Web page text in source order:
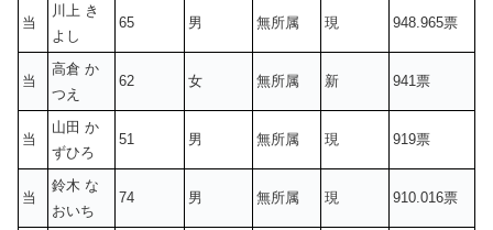
当
川上 き
よし
65 男 無所属 現 948.965票
当
高倉 か
つえ
62 女 無所属 新 941票
当
山田 か
ずひろ
51 男 無所属 現 919票
当
鈴木 な
おいち
74 男 無所属 現 910.016票